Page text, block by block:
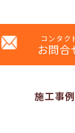
コンタク
お問合
施工事例